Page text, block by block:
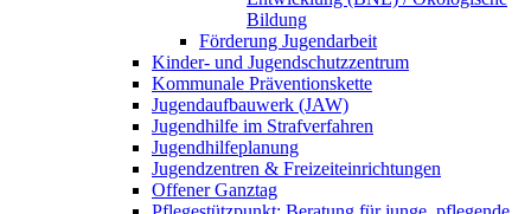
Bildung
Förderung Jugendarbeit
Kinder- und Jugendschutzzentrum
Kommunale Präventionskette
Jugendaufbauwerk (JAW)
Jugendhilfe im Strafverfahren
Jugendhilfeplanung
Jugendzentren & Freizeiteinrichtungen
Offener Ganztag